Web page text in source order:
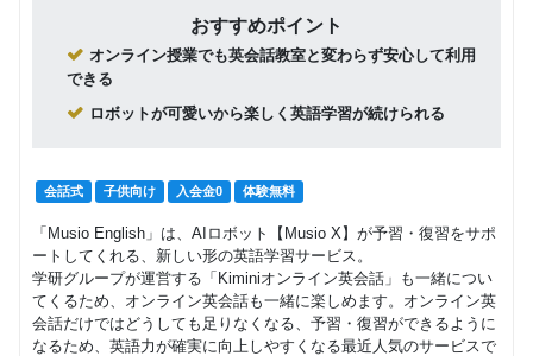
おすすめポイント
オンライン授業でも英会話教室と変わらず安心して利用
できる
ロボットが可愛いから楽しく英語学習が続けられる
会話式 子供向け 入会金0 体験無料
「Musio English」は、AIロボット【Musio X】が予習・復習をサポ
ートしてくれる、新しい形の英語学習サービス。
学研グループが運営する「Kiminiオンライン英会話」も一緒につい
てくるため、オンライン英会話も一緒に楽しめます。オンライン英
会話だけではどうしても足りなくなる、予習・復習ができるように
なるため、英語力が確実に向上しやすくなる最近人気のサービスで